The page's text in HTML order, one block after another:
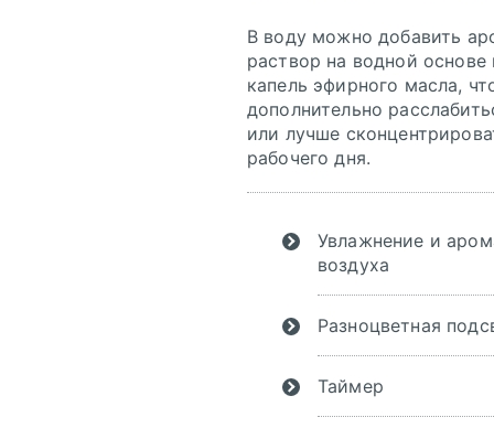
В воду можно добавить
раствор на водной основе
капель эфирного масла,
дополнительно
или лучше
рабочего дня.
Увлажнение и
воздуха
Разноцветная
Таймер